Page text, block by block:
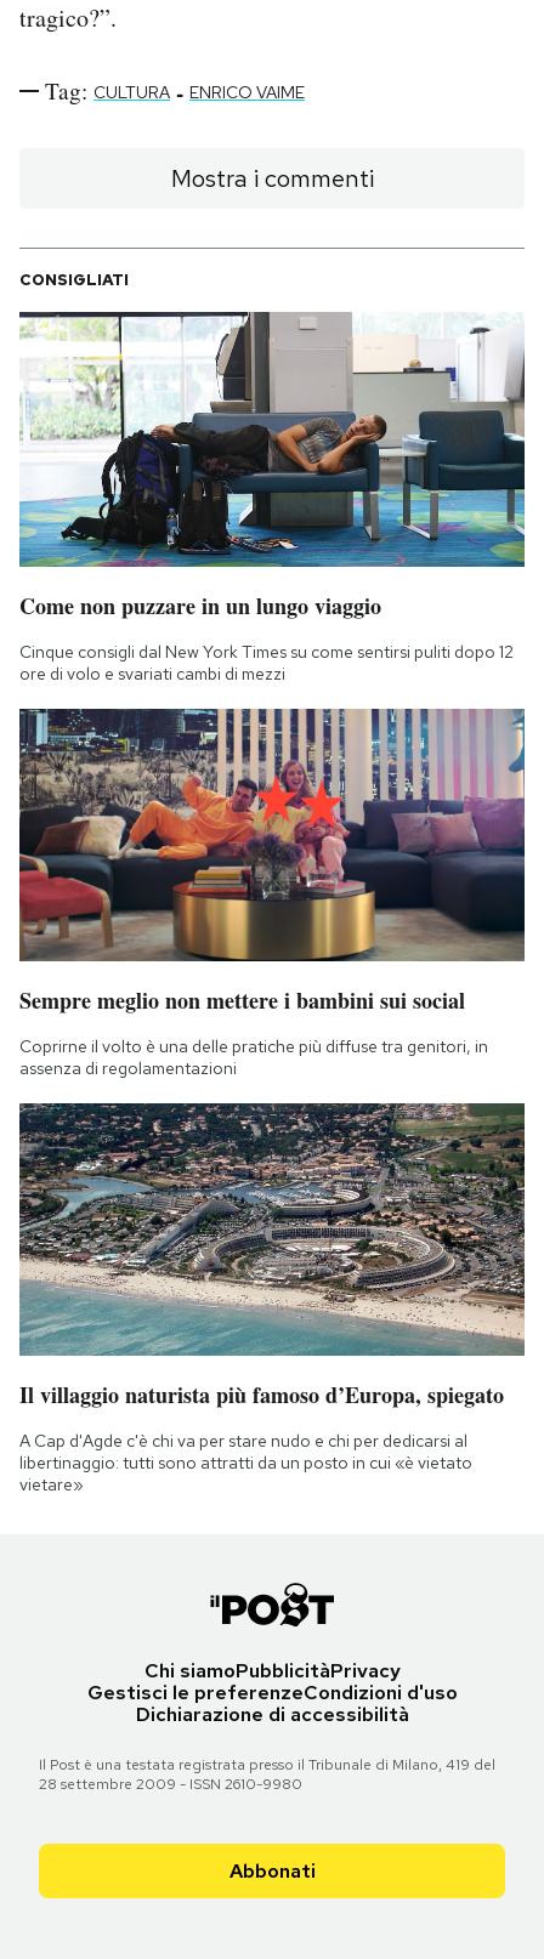
tragico?”.
Tag: CULTURA - ENRICO VAIME
Mostra i commenti
CONSIGLIATI
Come non puzzare in un lungo viaggio
Cinque consigli dal New York Times su come sentirsi puliti dopo 12
ore di volo e svariati cambi di mezzi
Sempre meglio non mettere i bambini sui social
Coprirne il volto è una delle pratiche più diffuse tra genitori, in
assenza di regolamentazioni
Il villaggio naturista più famoso d’Europa, spiegato
A Cap d'Agde c'è chi va per stare nudo e chi per dedicarsi al
libertinaggio: tutti sono attratti da un posto in cui «è vietato
vietare»
Chi siamoPubblicitàPrivacy
Gestisci le preferenzeCondizioni d'uso
Dichiarazione di accessibilità
Il Post è una testata registrata presso il Tribunale di Milano, 419 del
28 settembre 2009 - ISSN 2610-9980
Abbonati